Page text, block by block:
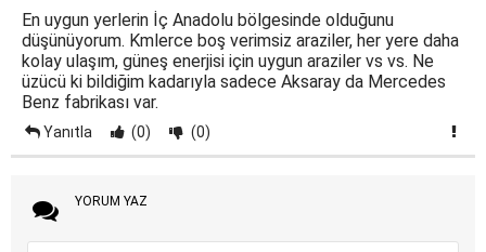
En uygun yerlerin İç Anadolu bölgesinde olduğunu
düşünüyorum. Kmlerce boş verimsiz araziler, her yere daha
kolay ulaşım, güneş enerjisi için uygun araziler vs vs. Ne
üzücü ki bildiğim kadarıyla sadece Aksaray da Mercedes
Benz fabrikası var.
Yanıtla (0) (0)
YORUM YAZ